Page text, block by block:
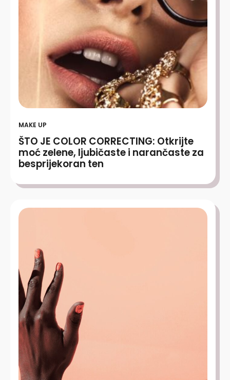
MAKE UP
ŠTO JE COLOR CORRECTING: Otkrijte
moć zelene, ljubičaste i narančaste za
besprijekoran ten